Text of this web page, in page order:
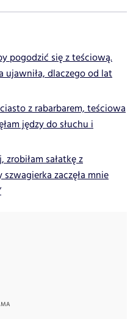
pogodzić się z teściową.
ujawniła, dlaczego od lat
z rabarbarem, teściowa
jędzy do słuchu i
sałatkę z
zaczęła mnie